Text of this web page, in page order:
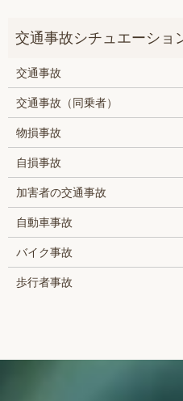
交通事故
交通事故（同乗者）
物損事故
自損事故
加害者の交通事故
自動車事故
バイク事故
歩行者事故